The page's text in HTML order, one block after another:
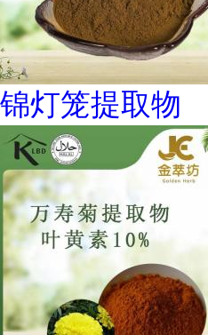
锦灯笼提取物